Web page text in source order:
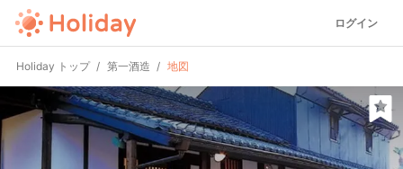
ログイン
Holiday トップ 第一酒造 地図